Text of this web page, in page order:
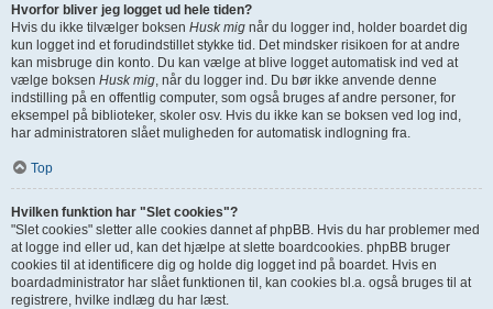
Hvorfor bliver jeg logget ud hele tiden?
Hvis du ikke tilvælger boksen Husk mig når du logger ind, holder boardet dig
kun logget ind et forudindstillet stykke tid. Det mindsker risikoen for at andre
kan misbruge din konto. Du kan vælge at blive logget automatisk ind ved at
vælge boksen Husk mig , når du logger ind. Du bør ikke anvende denne
indstilling på en offentlig computer, som også bruges af andre personer, for
eksempel på biblioteker, skoler osv. Hvis du ikke kan se boksen ved log ind,
har administratoren slået muligheden for automatisk indlogning fra.
Top
Hvilken funktion har "Slet cookies"?
"Slet cookies" sletter alle cookies dannet af phpBB. Hvis du har problemer med
at logge ind eller ud, kan det hjælpe at slette boardcookies. phpBB bruger
cookies til at identificere dig og holde dig logget ind på boardet. Hvis en
boardadministrator har slået funktionen til, kan cookies bl.a. også bruges til at
registrere, hvilke indlæg du har læst.